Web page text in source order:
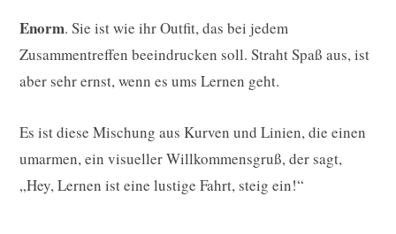
Enorm. Sie ist wie ihr Outfit, das bei jedem
Zusammentreffen beeindrucken soll. Straht Spaß aus, ist
aber sehr ernst, wenn es ums Lernen geht.
Es ist diese Mischung aus Kurven und Linien, die einen
umarmen, ein visueller Willkommensgruß, der sagt,
„Hey, Lernen ist eine lustige Fahrt, steig ein!“